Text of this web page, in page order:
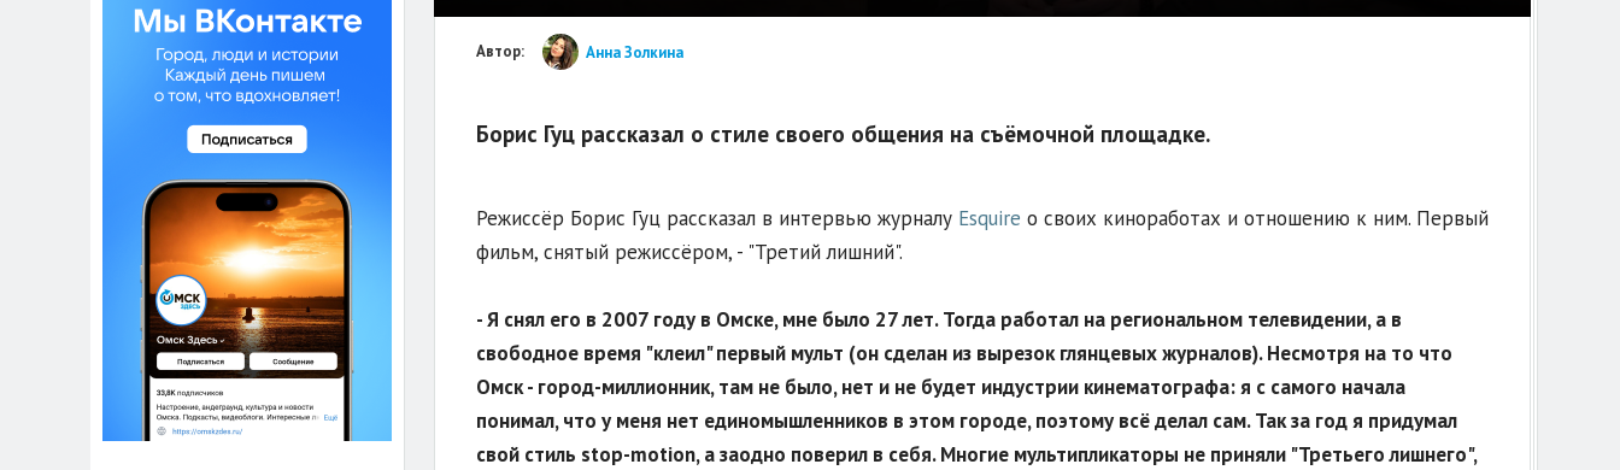
Автор: Анна Золкина
Борис Гуц рассказал о стиле своего общения на съёмочной площадке.
Режиссёр Борис Гуц рассказал в интервью журналу Esquire о своих киноработах и отношению к ним. Первый
фильм, снятый режиссёром, - "Третий лишний".
- Я снял его в 2007 году в Омске, мне было 27 лет. Тогда работал на региональном телевидении, а в
свободное время "клеил" первый мульт (он сделан из вырезок глянцевых журналов). Несмотря на то что
Омск - город-миллионник, там не было, нет и не будет индустрии кинематографа: я с самого начала
понимал, что у меня нет единомышленников в этом городе, поэтому всё делал сам. Так за год я придумал
свой стиль stop-motion, а заодно поверил в себя. Многие мультипликаторы не приняли "Третьего лишнего",